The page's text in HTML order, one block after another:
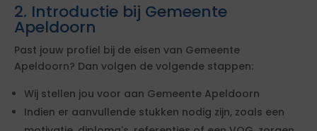
2. Introductie bij Gemeente
Apeldoorn
Past jouw profiel bij de eisen van Gemeente
Apeldoorn? Dan volgen de volgende stappen:
Wij stellen jou voor aan Gemeente Apeldoorn
Indien er aanvullende stukken nodig zijn, zoals een